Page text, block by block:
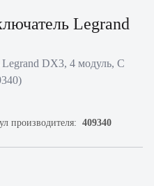
Legrand
DX3, 4 модуль, C
производителя: 409340